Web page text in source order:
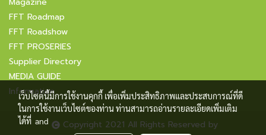
FFT Roadmap
FFT Roadshow
FFT PROSERIES
Supplier Directory
MEDIA GUIDE
Information
Copyright 2021 All Rights Reserved by
เว็บไซต์นี้มีการใช้งานคุกกี้ เพื่อเพิ่มประสิทธิภาพและประสบการณ์ที่ดี
ในการใช้งานเว็บไซต์ของท่าน ท่านสามารถอ่านรายละเอียดเพิ่มเติม
ได้ที่ and